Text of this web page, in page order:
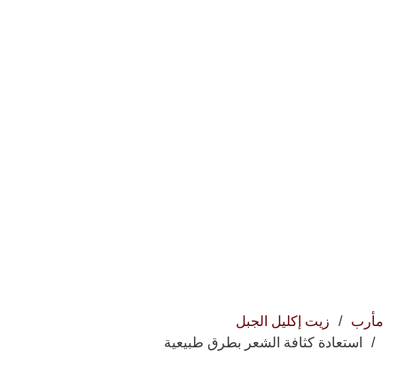
مأرب
زيت إكليل الجبل
استعادة كثافة الشعر بطرق طبيعية